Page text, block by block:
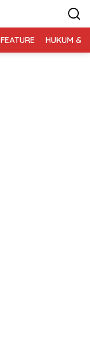
FEATURE HUKUM &